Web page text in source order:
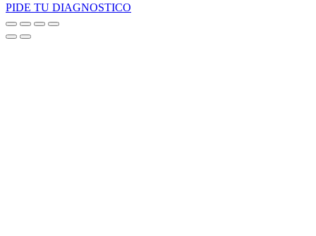
PIDE TU DIAGNOSTICO